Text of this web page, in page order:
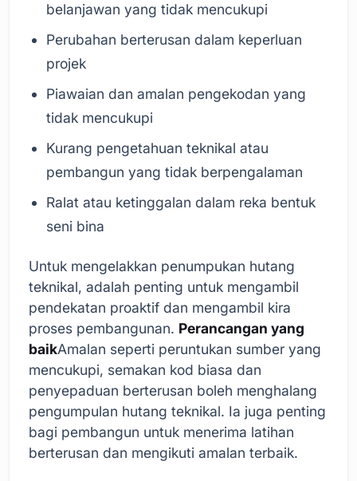
belanjawan yang tidak mencukupi
Perubahan berterusan dalam keperluan
projek
Piawaian dan amalan pengekodan yang
tidak mencukupi
Kurang pengetahuan teknikal atau
pembangun yang tidak berpengalaman
Ralat atau ketinggalan dalam reka bentuk
seni bina
Untuk mengelakkan penumpukan hutang
teknikal, adalah penting untuk mengambil
pendekatan proaktif dan mengambil kira
proses pembangunan. Perancangan yang
baikAmalan seperti peruntukan sumber yang
mencukupi, semakan kod biasa dan
penyepaduan berterusan boleh menghalang
pengumpulan hutang teknikal. Ia juga penting
bagi pembangun untuk menerima latihan
berterusan dan mengikuti amalan terbaik.